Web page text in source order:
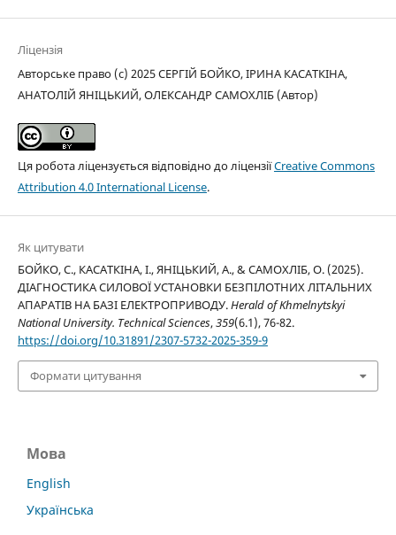
Ліцензія
Авторське право (c) 2025 СЕРГІЙ БОЙКО, ІРИНА КАСАТКІНА,
АНАТОЛІЙ ЯНІЦЬКИЙ, ОЛЕКСАНДР САМОХЛІБ (Автор)
Ця робота ліцензується відповідно до ліцензіїCreative Commons
Attribution 4.0 International License.
Як цитувати
БОЙКО, С., КАСАТКІНА, І., ЯНІЦЬКИЙ, А., & САМОХЛІБ, О. (2025).
ДІАГНОСТИКА СИЛОВОЇ УСТАНОВКИ БЕЗПІЛОТНИХ ЛІТАЛЬНИХ
АПАРАТІВ НА БАЗІ ЕЛЕКТРОПРИВОДУ.Herald of Khmelnytskyi
National University. Technical Sciences,359(6.1), 76-82.
https://doi.org/10.31891/2307-5732-2025-359-9
Формати цитування
Мова
English
Українська